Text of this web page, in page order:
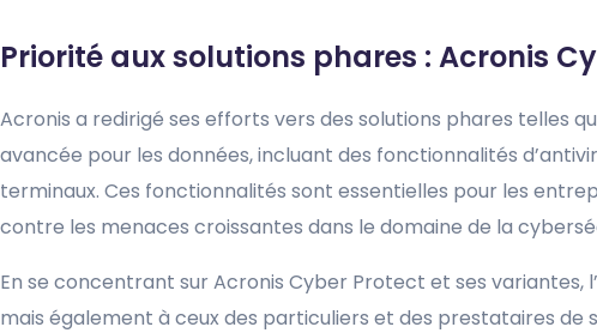
Priorité aux solutions phares : Acronis
Acronis a redirigé ses efforts vers des solutions phares telles
avancée pour les données, incluant des fonctionnalités
terminaux. Ces fonctionnalités sont essentielles pour les
contre les menaces croissantes dans le domaine de la
En se concentrant sur Acronis Cyber Protect et ses
mais également à ceux des particuliers et des prestataires